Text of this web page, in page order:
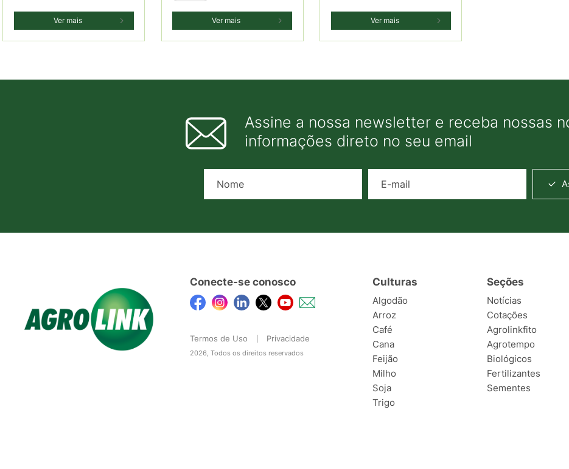
Ver mais Ver mais Ver mais
Assine a nossa newsletter e receba nossas
informações direto no seu email
Conecte-se conosco
Termos de Uso Privacidade
2026, Todos os direitos reservados
Culturas
Algodão
Arroz
Café
Cana
Feijão
Milho
Soja
Trigo
Seções
Notícias
Cotações
Agrolinkfito
Agrotempo
Biológicos
Fertilizantes
Sementes